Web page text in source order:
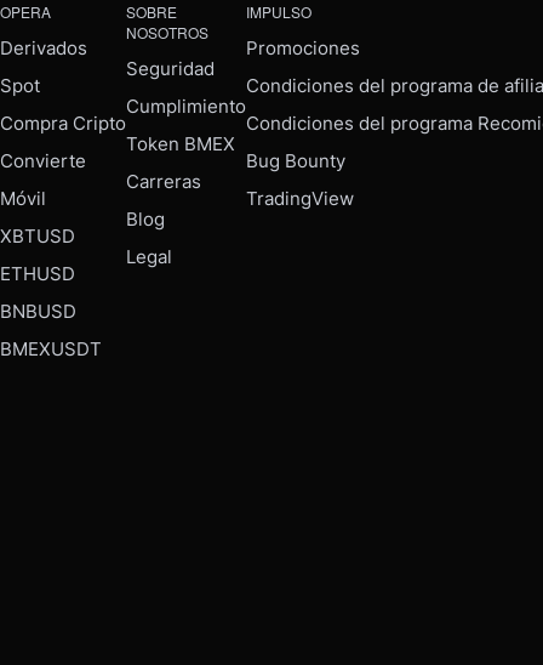
OPERA
Derivados
Spot
Compra Cripto
Convierte
Móvil
XBTUSD
ETHUSD
BNBUSD
BMEXUSDT
SOBRE
NOSOTROS
Seguridad
Cumplimiento
Token BMEX
Carreras
Blog
Legal
IMPULSO
Promociones
Condiciones del programa de
Condiciones del programa
Bug Bounty
TradingView